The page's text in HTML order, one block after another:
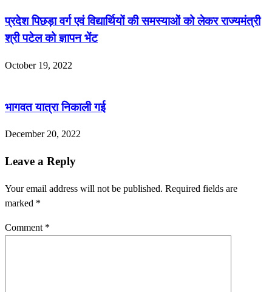
प्रदेश पिछड़ा वर्ग एवं विद्यार्थियों की समस्याओं को लेकर राज्यमंत्री
श्री पटेल को ज्ञापन भेंट
October 19, 2022
भागवत यात्रा निकाली गई
December 20, 2022
Leave a Reply
Your email address will not be published. Required fields are
marked *
Comment *